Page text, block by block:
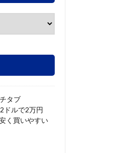
タブ
ドルで2万円
く買いやすい